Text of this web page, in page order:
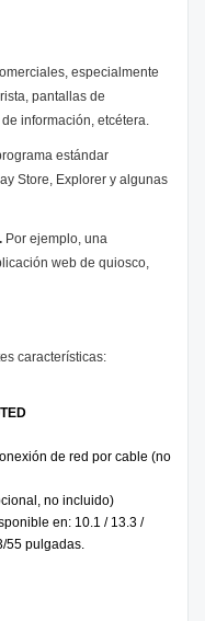
especialmente
pantallas de
información, etcétera.
estándar
Store, Explorer y algunas
Por ejemplo, una
web de quiosco,
características:
de red por cable (no
no incluido)
en: 10.1 / 13.3 /
55 pulgadas.